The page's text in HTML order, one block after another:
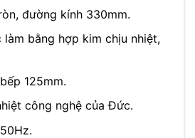
đường kính 330mm.
làm bằng hợp kim chịu nhiệt,
125mm.
công nghệ của Đức.